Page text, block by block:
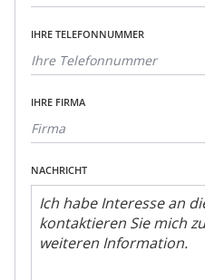
IHRE TELEFONNUMMER
IHRE FIRMA
NACHRICHT